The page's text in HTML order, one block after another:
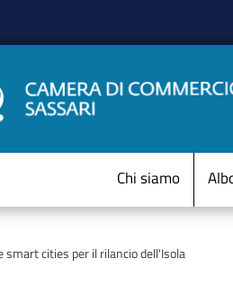
DI COMMERCIO
Chi siamo
smart cities per il rilancio dell'Isola